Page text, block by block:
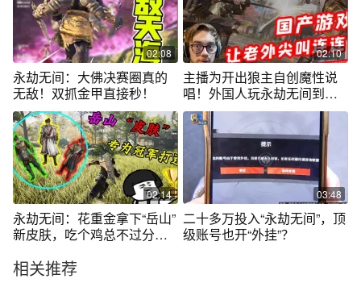
02:08
永劫无间：大佛决赛圈真的
无敌！双抓金甲直接秒！
02:10
主播为开出狼主自创魔性说
唱！外国人玩永劫无间到底
有多搞笑？
02:14
永劫无间：花重金拿下“岳山”
新皮肤，吃个鸡总不过分
03:48
二十多万投入“永劫无间”，顶
级账号也开“外挂”？
相关推荐